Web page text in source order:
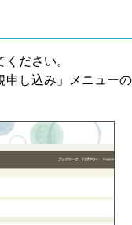
ください。
し込み」メニューの